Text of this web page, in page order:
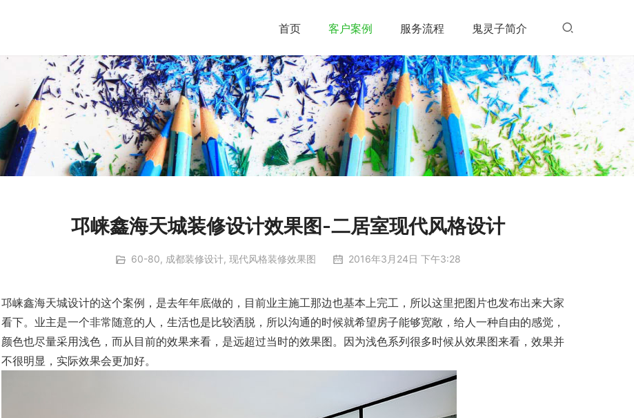
首页 客户案例 服务流程 鬼灵子简介
邛崃鑫海天城装修设计效果图-二居室现代风格设计
60-80, 成都装修设计, 现代风格装修效果图 2016年3月24日 下午3:28
邛崃鑫海天城设计的这个案例，是去年年底做的，目前业主施工那边也基本上完工，所以这里把图片也发布出来大家
看下。业主是一个非常随意的人，生活也是比较洒脱，所以沟通的时候就希望房子能够宽敞，给人一种自由的感觉，
颜色也尽量采用浅色，而从目前的效果来看，是远超过当时的效果图。因为浅色系列很多时候从效果图来看，效果并
不很明显，实际效果会更加好。